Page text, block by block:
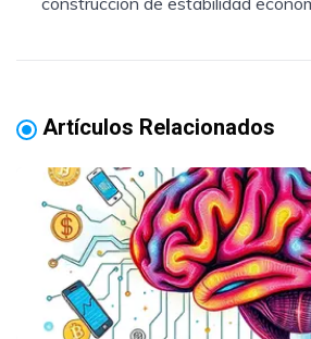
Artículos Relacionados